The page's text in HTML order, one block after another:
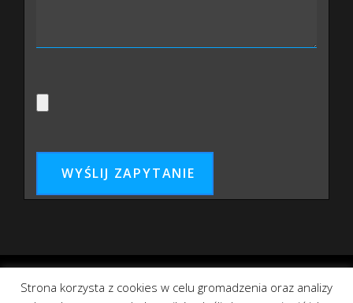
2012 ©BaldBold.euWszelkie prawa zastrzeżone.